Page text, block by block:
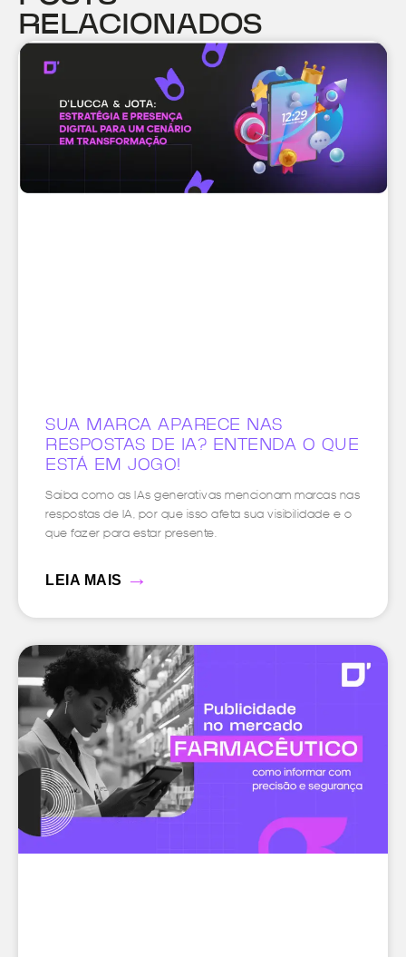
RELACIONADOS
SUA MARCA APARECE NAS
RESPOSTAS DE IA? ENTENDA O QUE
ESTÁ EM JOGO!
Saiba como as IAs generativas mencionam marcas nas
respostas de IA, por que isso afeta sua visibilidade e o
que fazer para estar presente.
LEIA MAIS →